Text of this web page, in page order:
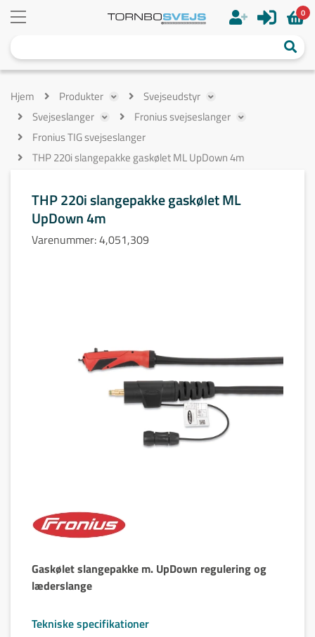
0
Hjem Produkter
Svejseudstyr
Svejseslanger
Fronius svejseslanger
Fronius TIG svejseslanger
THP 220i slangepakke gaskølet ML UpDown 4m
THP 220i slangepakke gaskølet ML
UpDown 4m
Varenummer:4,051,309
Gaskølet slangepakke m. UpDown regulering og
læderslange
Tekniske specifikationer